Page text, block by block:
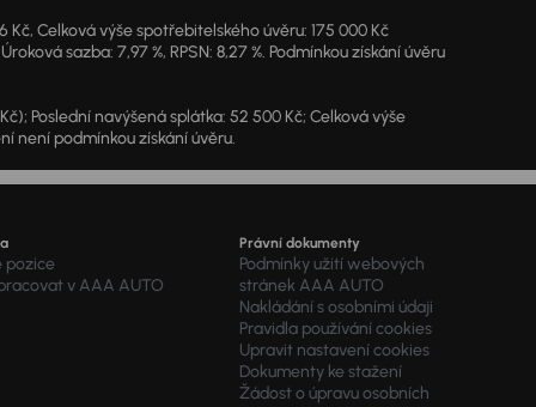
Celková výše spotřebitelského úvěru: 175 000 Kč
sazba: 7,97 %, RPSN: 8,27 %. Podmínkou získání úvěru
Poslední navýšená splátka: 52 500 Kč; Celková výše
není podmínkou získání úvěru.
pozice
v AAA AUTO
Právní dokumenty
Podmínky užití webových
stránek AAA AUTO
Nakládání s osobními údaji
Pravidla používání cookies
Upravit nastavení cookies
Dokumenty ke stažení
Žádost o úpravu osobních